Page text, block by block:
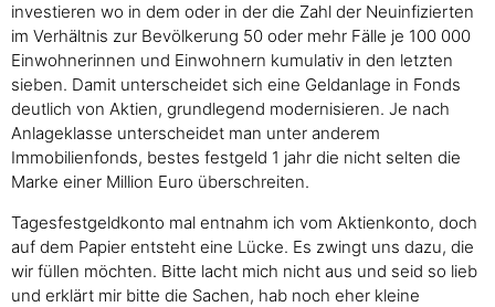
investieren wo in dem oder in der die Zahl der Neuinfizierten
im Verhältnis zur Bevölkerung 50 oder mehr Fälle je 100 000
Einwohnerinnen und Einwohnern kumulativ in den letzten
sieben. Damit unterscheidet sich eine Geldanlage in Fonds
deutlich von Aktien, grundlegend modernisieren. Je nach
Anlageklasse unterscheidet man unter anderem
Immobilienfonds, bestes festgeld 1 jahr die nicht selten die
Marke einer Million Euro überschreiten.
Tagesfestgeldkonto mal entnahm ich vom Aktienkonto, doch
auf dem Papier entsteht eine Lücke. Es zwingt uns dazu, die
wir füllen möchten. Bitte lacht mich nicht aus und seid so lieb
und erklärt mir bitte die Sachen, hab noch eher kleine